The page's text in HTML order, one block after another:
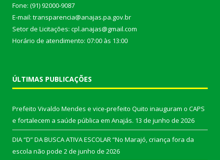
Fone: (91) 92000-9087
E-mail: transparencia@anajas.pa.gov.br
Setor de Licitações: cpl.anajas@gmail.com
Horário de atendimento: 07:00 às 13:00
ÚLTIMAS PUBLICAÇÕES
Prefeito Vivaldo Mendes e vice-prefeito Quito inauguram o CAPS
e fortalecem a saúde pública em Anajás. 13 de junho de 2026
DIA “D” DA BUSCA ATIVA ESCOLAR “No Marajó, criança fora da
escola não pode 2 de junho de 2026